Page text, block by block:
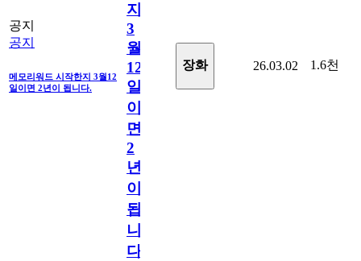
공지
공지
메모리워드 시작한지 3월12
일이면 2년이 됩니다.
지
3
월
12
일
이
면
2
년
이
됩
니
다.
장화 26.03.02 1.6천